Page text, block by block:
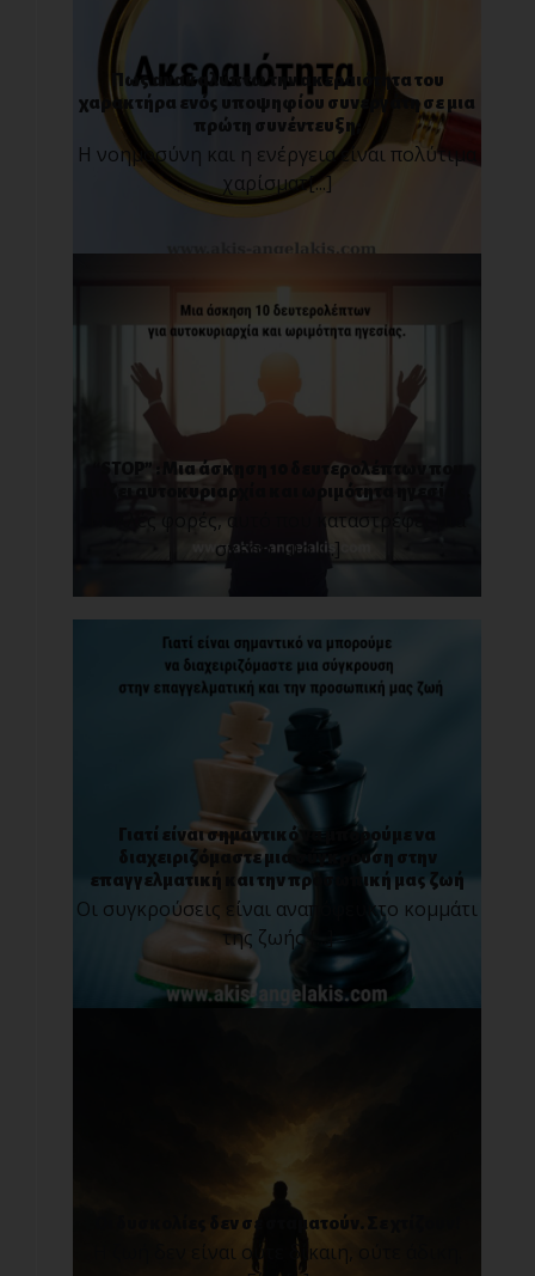
Πως ανακαλύπτω την ακεραιότητα του
χαρακτήρα ενός υποψηφίου συνεργάτη σε μια
πρώτη συνέντευξη;
Η νοημοσύνη και η ενέργεια είναι πολύτιμα
χαρίσματ[...]
“STOP” : Μια άσκηση 10 δευτερολέπτων που
χτίζει αυτοκυριαρχία και ωριμότητα ηγεσίας.
Πολλές φορές, αυτό που καταστρέφει μια
σχέση, μια [...]
Γιατί είναι σημαντικό να μπορούμε να
διαχειριζόμαστε μια σύγκρουση στην
επαγγελματική και την προσωπική μας ζωή
Οι συγκρούσεις είναι αναπόφευκτο κομμάτι
της ζωής [...]
Οι δυσκολίες δεν σε σταματούν. Σε χτίζουν!
Η ζωή δεν είναι ούτε δίκαιη, ούτε άδικη.